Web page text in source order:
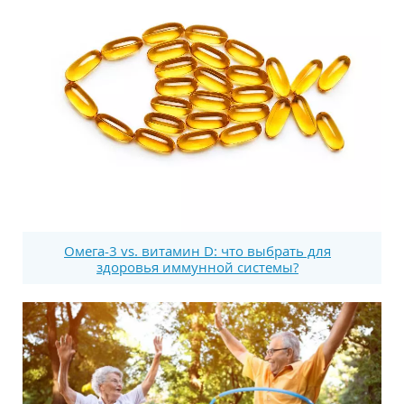
Омега-3 vs. витамин D: что выбрать для
здоровья иммунной системы?